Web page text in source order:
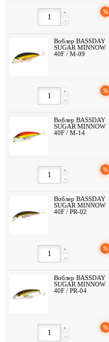
-
+ %
Воблер BASSDAY
SUGAR MINNOW
40F / M-09
-
+ %
Воблер BASSDAY
SUGAR MINNOW
40F / M-14
-
+ %
Воблер BASSDAY
SUGAR MINNOW
40F / PR-02
-
+ %
Воблер BASSDAY
SUGAR MINNOW
40F / PR-04
-
+ %